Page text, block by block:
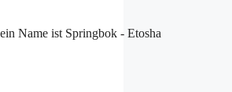
Name ist Springbok - Etosha